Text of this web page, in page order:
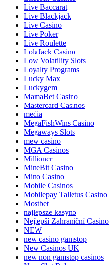
Live Baccarat
Live Blackjack
Live Casino
Live Poker
Live Roulette
LolaJack Casino
Low Volatility Slots
Loyalty Programs
Lucky Max
Luckygem
MamaBet Casino
Mastercard Casinos
media
MegaFishWins Casino
Megaways Slots
mew casino
MGA Casinos
Millioner
MineBit Casino
Mino Casino
Mobile Casinos
Mobilepay Talletus Casino
Mostbet
najlepsze kasyno
Nejlepší Zahraniční Casino
NEW
new casino gamstop
New Casinos UK
new non gamstop casinos